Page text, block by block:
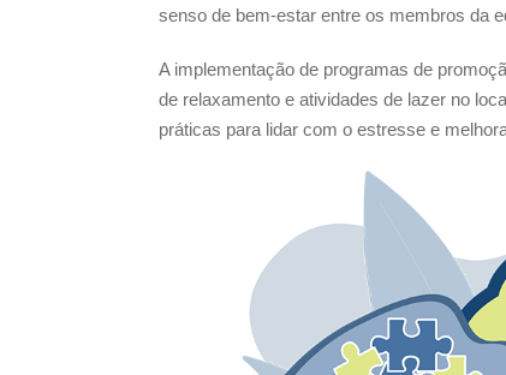
senso de bem-estar entre os membros da
A implementação de programas de
de relaxamento e atividades de lazer no
práticas para lidar com o estresse e